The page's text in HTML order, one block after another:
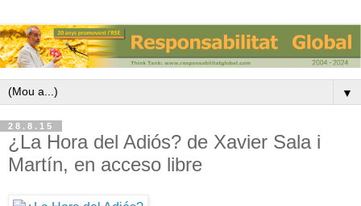
▼
28.8.15
¿La Hora del Adiós? de Xavier Sala i
Martín, en acceso libre